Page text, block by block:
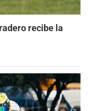
recibe la